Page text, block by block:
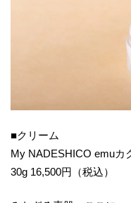
■クリーム
My NADESHICO emuカ
30g 16,500円（税込）